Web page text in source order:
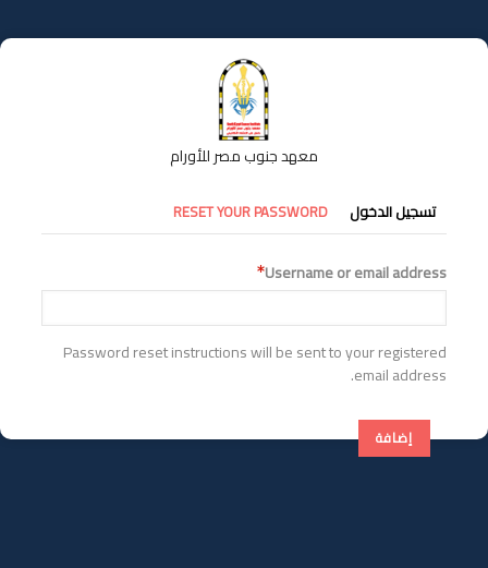
إلى
المحتوى
معهد جنوب مصر للأورام
التبويبات
الأساسية
تسجيل الدخول RESET YOUR PASSWORD
Username or email address
Password reset instructions will be sent to your registered
email address.